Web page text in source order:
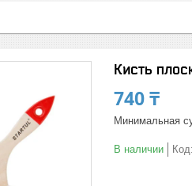
Кисть
740 ₸
Минимальная
В наличии Код: